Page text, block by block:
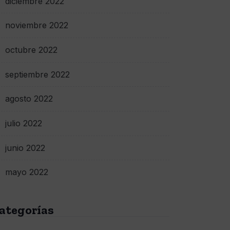
noviembre 2022
octubre 2022
septiembre 2022
agosto 2022
julio 2022
junio 2022
mayo 2022